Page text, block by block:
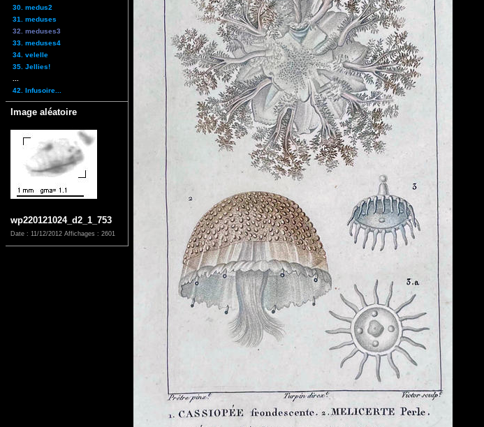
30. medus2
31. meduses
32. meduses3
33. meduses4
34. velelle
35. Jellies!
42. Infusoire...
Image aléatoire
wp220121024_d2_1_753
Date : 11/12/2012 Affichages : 2601